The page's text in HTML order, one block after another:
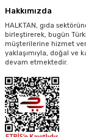
Hakkımızda
HALKTAN, gıda
birleştirerek, bugün
müşterilerine hizmet
yaklaşımıyla, doğal ve
devam etmektedir.